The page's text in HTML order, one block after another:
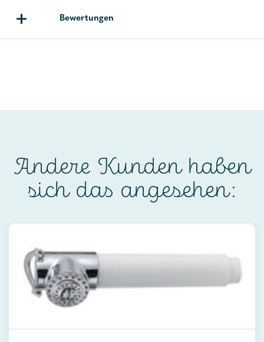
Bewertungen
Andere Kunden haben
sich das angesehen: